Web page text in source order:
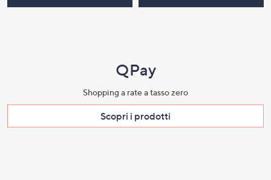
QPay
Shopping a rate a tasso zero​
Scopri i prodotti​